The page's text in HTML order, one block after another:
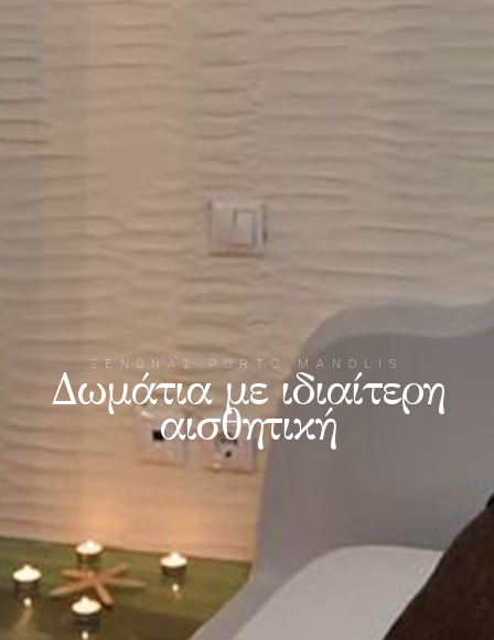
ΞΕΝΩΝΑΣ PORTO MANOLIS
Δωμάτια με ιδιαίτερη
αισθητική